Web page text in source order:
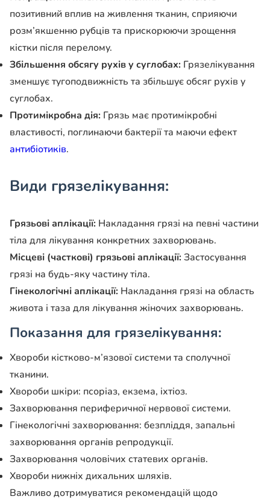
позитивний вплив на живлення тканин, сприяючи
розм’якшенню рубців та прискорюючи зрощення
кістки після перелому.
Збільшення обсягу рухів у суглобах: Грязелікування
зменшує тугоподвижність та збільшує обсяг рухів у
суглобах.
Протимікробна дія: Грязь має протимікробні
властивості, поглинаючи бактерії та маючи ефект
антибіотиків.
Види грязелікування:
Грязьові аплікації: Накладання грязі на певні частини
тіла для лікування конкретних захворювань.
Місцеві (часткові) грязьові аплікації:Застосування
грязі на будь-яку частину тіла.
Гінекологічні аплікації: Накладання грязі на область
живота і таза для лікування жіночих захворювань.
Показання для грязелікування:
Хвороби кістково-м’язової системи та сполучної
тканини.
Хвороби шкіри: псоріаз, екзема, іхтіоз.
Захворювання периферичної нервової системи.
Гінекологічні захворювання: безпліддя, запальні
захворювання органів репродукції.
Захворювання чоловічих статевих органів.
Хвороби нижніх дихальних шляхів.
Важливо дотримуватися рекомендацій щодо